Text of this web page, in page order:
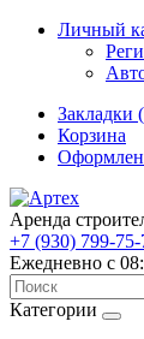
Личный
Закладки
Корзина
Аренда
+7 (930) 799-75-
Ежедневно с
Категории